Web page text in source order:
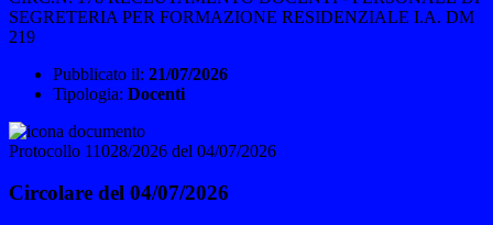
SEGRETERIA PER FORMAZIONE RESIDENZIALE I.A. DM
219
Pubblicato il: 21/07/2026
Tipologia: Docenti
Protocollo 11028/2026 del 04/07/2026
Circolare del 04/07/2026